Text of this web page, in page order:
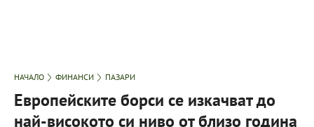
НАЧАЛО ФИНАНСИ ПАЗАРИ
Европейските борси се изкачват до
най-високото си ниво от близо година